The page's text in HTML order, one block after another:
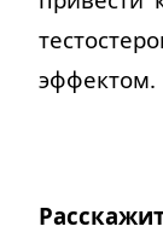
эффектом.